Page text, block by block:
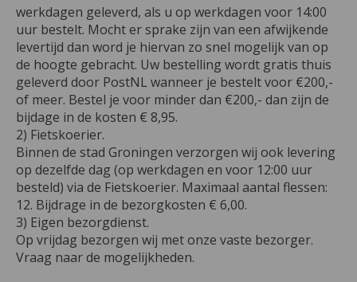
werkdagen geleverd, als u op werkdagen voor 14:00
uur bestelt. Mocht er sprake zijn van een afwijkende
levertijd dan word je hiervan zo snel mogelijk van op
de hoogte gebracht. Uw bestelling wordt gratis thuis
geleverd door PostNL wanneer je bestelt voor €200,-
of meer. Bestel je voor minder dan €200,- dan zijn de
bijdage in de kosten € 8,95.
2) Fietskoerier.
Binnen de stad Groningen verzorgen wij ook levering
op dezelfde dag (op werkdagen en voor 12:00 uur
besteld) via de Fietskoerier. Maximaal aantal flessen:
12. Bijdrage in de bezorgkosten € 6,00.
3) Eigen bezorgdienst.
Op vrijdag bezorgen wij met onze vaste bezorger.
Vraag naar de mogelijkheden.